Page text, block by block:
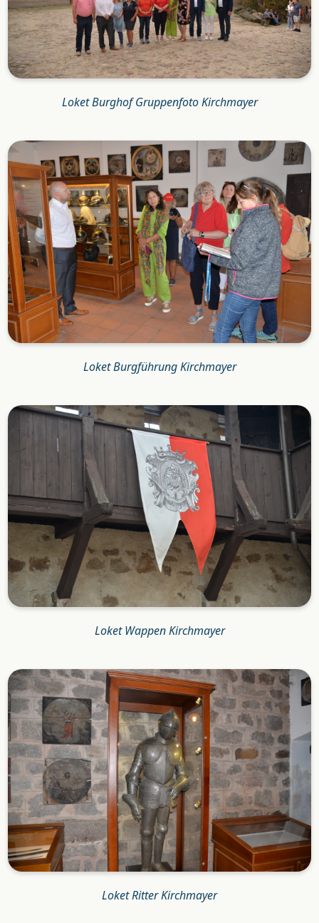
Loket Burghof Gruppenfoto Kirchmayer
Loket Burgführung Kirchmayer
Loket Wappen Kirchmayer
Loket Ritter Kirchmayer